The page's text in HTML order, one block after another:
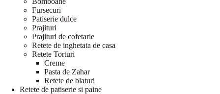
Fursecuri
Patiserie dulce
Prajituri
Prajituri de cofetarie
Retete de inghetata de casa
Retete Torturi
Creme
Pasta de Zahar
Retete de blaturi
Retete de patiserie si paine